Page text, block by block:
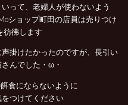
って、老婦人が使わないよう
ショップ町田の店員は売りつけ
彷彿します
掛けたかったのですが、長引い
んでした・ω・
食にならないように
つけてください